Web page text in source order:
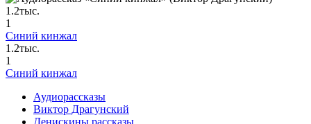
1.2тыс.
1
Синий кинжал
1.2тыс.
1
Синий кинжал
Аудиорассказы
Виктор Драгунский
Денискины рассказы